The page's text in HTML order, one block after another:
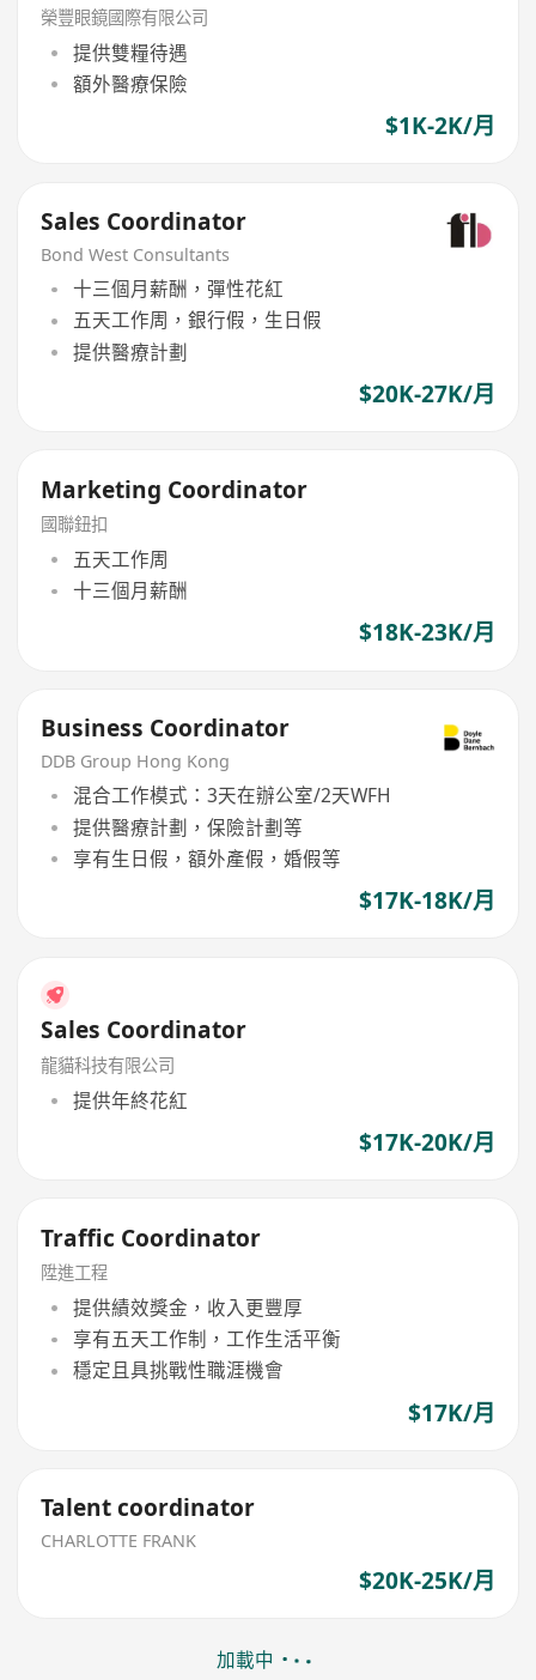
榮豐眼鏡國際有限公司
提供雙糧待遇
額外醫療保險
$1K-2K/月
Sales Coordinator
Bond West Consultants
十三個月薪酬，彈性花紅
五天工作周，銀行假，生日假
提供醫療計劃
$20K-27K/月
Marketing Coordinator
國聯鈕扣
五天工作周
十三個月薪酬
$18K-23K/月
Business Coordinator
DDB Group Hong Kong
混合工作模式：3天在辦公室/2天WFH
提供醫療計劃，保險計劃等
享有生日假，額外產假，婚假等
$17K-18K/月
Sales Coordinator
龍貓科技有限公司
提供年終花紅
$17K-20K/月
Traffic Coordinator
陞進工程
提供績效獎金，收入更豐厚
享有五天工作制，工作生活平衡
穩定且具挑戰性職涯機會
$17K/月
Talent coordinator
CHARLOTTE FRANK
$20K-25K/月
加載中